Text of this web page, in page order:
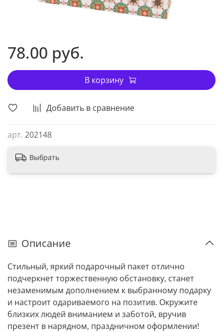
Добавить в сравнение
арт. 202148
78.00 руб.
В корзину
Выбрать
Описание
Стильный, яркий подарочный пакет отлично
подчеркнет торжественную обстановку, станет
незаменимым дополнением к выбранному подарку
и настроит одариваемого на позитив. Окружите
близких людей вниманием и заботой, вручив
презент в нарядном, праздничном оформлении!